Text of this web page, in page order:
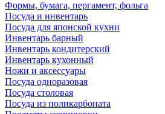
Формы, бумага, пергамент, фольга
Посуда и инвентарь
Посуда для японской кухни
Инвентарь барный
Инвентарь кондитерский
Инвентарь кухонный
Ножи и аксессуары
Посуда одноразовая
Посуда столовая
Посуда из поликарбоната